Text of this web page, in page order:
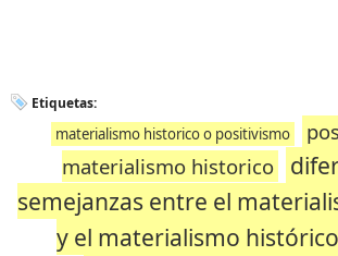
Etiquetas:
materialismo historico o positivismo
materialismo historico
semejanzas entre el
y el materialismo histórico